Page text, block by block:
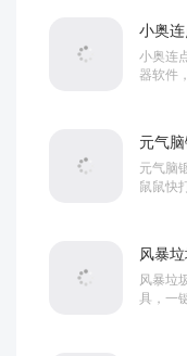
小奥
小奥连
器软件
元气
元气脑
鼠鼠快
风暴
风暴垃
具，一